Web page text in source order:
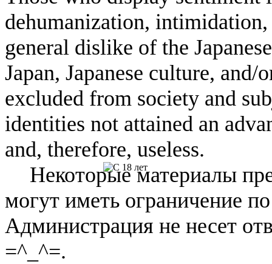
dehumanization,
general dislike of the
Japan, Japanese culture, and/
excluded from society and
identities not attained an
and, therefore, useless.
Некоторые материалы
могут иметь ограничение
Администрация не несет
=^_^=.